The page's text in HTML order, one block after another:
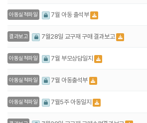
아동실적파일 7월 아동 출석부
결과보고 7월28일 교구재 구매 결과보고
아동실적파일 7월 부모상담일지
아동실적파일 7월 아동출석부
아동실적파일 7월5주 아동일지